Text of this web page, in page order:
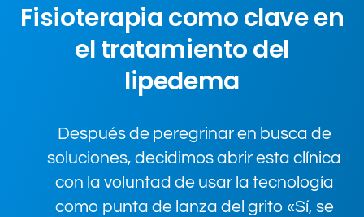
Fisioterapia como clave en
el tratamiento del
lipedema
Después de peregrinar en busca de
soluciones, decidimos abrir esta clínica
con la voluntad de usar la tecnología
como punta de lanza del grito «Sí, se